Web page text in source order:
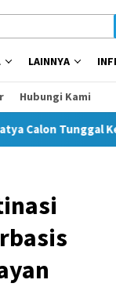
LAINNYA
Hubungi Kami
Ketua Golkar